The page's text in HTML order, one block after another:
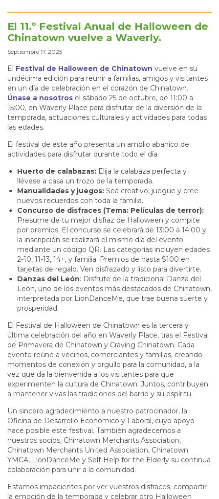
El 11.º Festival Anual de Halloween de
Chinatown vuelve a Waverly.
Septiembre 17, 2025
El Festival de Halloween de Chinatown vuelve en su
undécima edición para reunir a familias, amigos y visitantes
en un día de celebración en el corazón de Chinatown.
Únase a nosotros el sábado 25 de octubre, de 11:00 a
15:00, en Waverly Place para disfrutar de la diversión de la
temporada, actuaciones culturales y actividades para todas
las edades.
El festival de este año presenta un amplio abanico de
actividades para disfrutar durante todo el día:
Huerto de calabazas: Elija la calabaza perfecta y
llévese a casa un trozo de la temporada.
Manualidades y juegos: Sea creativo, juegue y cree
nuevos recuerdos con toda la familia.
Concurso de disfraces (Tema: Películas de terror):
Presume de tu mejor disfraz de Halloween y compite
por premios. El concurso se celebrará de 13:00 a 14:00 y
la inscripción se realizará el mismo día del evento
mediante un código QR. Las categorías incluyen edades
2-10, 11-13, 14+, y familia. Premios de hasta $100 en
tarjetas de regalo. Ven disfrazado y listo para divertirte.
Danzas del León: Disfrute de la tradicional Danza del
León, uno de los eventos más destacados de Chinatown,
interpretada por LionDanceMe, que trae buena suerte y
prosperidad.
El Festival de Halloween de Chinatown es la tercera y
última celebración del año en Waverly Place, tras el Festival
de Primavera de Chinatown y Craving Chinatown. Cada
evento reúne a vecinos, comerciantes y familias, creando
momentos de conexión y orgullo para la comunidad, a la
vez que da la bienvenida a los visitantes para que
experimenten la cultura de Chinatown. Juntos, contribuyen
a mantener vivas las tradiciones del barrio y su espíritu.
Un sincero agradecimiento a nuestro patrocinador, la
Oficina de Desarrollo Económico y Laboral, cuyo apoyo
hace posible este festival. También agradecemos a
nuestros socios, Chinatown Merchants Association,
Chinatown Merchants United Association, Chinatown
YMCA, LionDanceMe y Self-Help for the Elderly su continua
colaboración para unir a la comunidad.
Estamos impacientes por ver vuestros disfraces, compartir
la emoción de la temporada y celebrar otro Halloween